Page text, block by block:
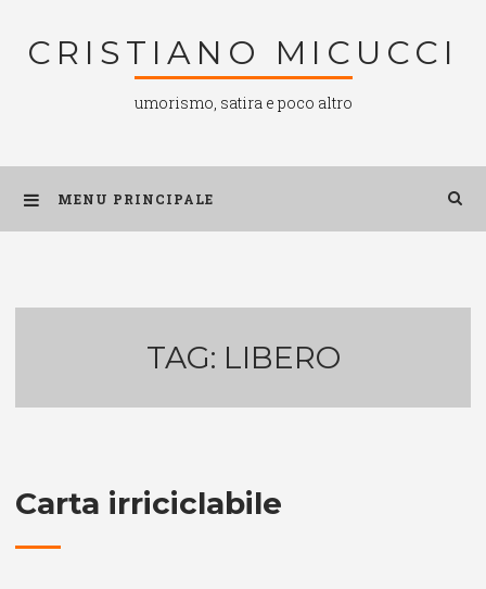
CRISTIANO MICUCCI
umorismo, satira e poco altro
MENU PRINCIPALE
TAG: LIBERO
Carta irriciclabile